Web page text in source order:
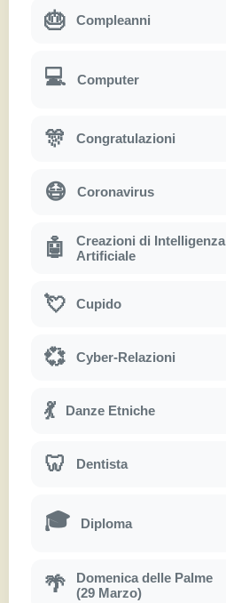
🎂 Compleanni
💻 Computer
🎊 Congratulazioni
😷 Coronavirus
🤖
Creazioni di Intelligenza
Artificiale
💘 Cupido
💞 Cyber-Relazioni
💃 Danze Etniche
🦷 Dentista
🎓 Diploma
🌴
Domenica delle Palme
(29 Marzo)